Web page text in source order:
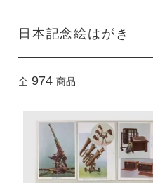
日本記念絵はがき
全 974 商品